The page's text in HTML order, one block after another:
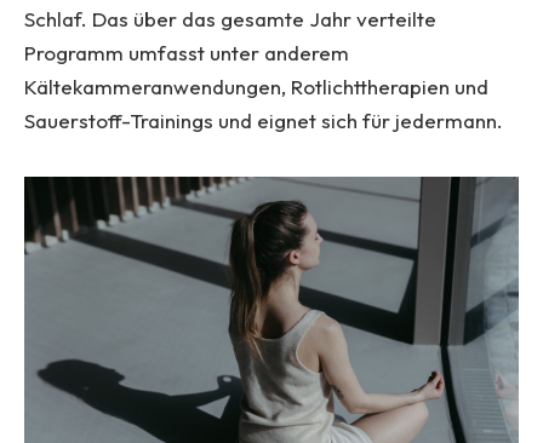
Schlaf. Das über das gesamte Jahr verteilte
Programm umfasst unter anderem
Kältekammeranwendungen, Rotlichttherapien und
Sauerstoff-Trainings und eignet sich für jedermann.